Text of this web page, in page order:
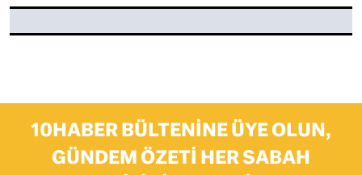
10HABER BÜLTENINE ÜYE OLUN,
GÜNDEM ÖZETI HER SABAH